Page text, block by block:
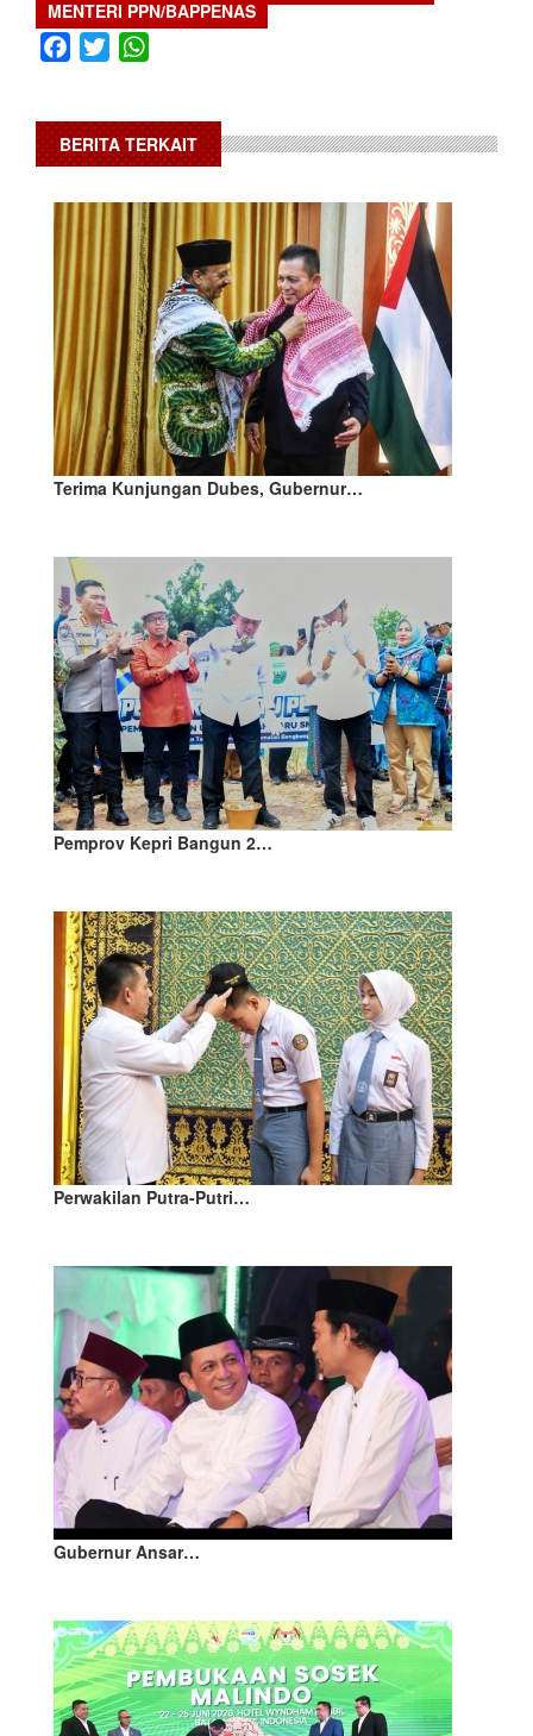
MENTERI PPN/BAPPENAS
Facebook
Twitter
BERITA TERKAIT
Terima Kunjungan Dubes, Gubernur…
Pemprov Kepri Bangun 2…
Perwakilan Putra-Putri…
Gubernur Ansar…